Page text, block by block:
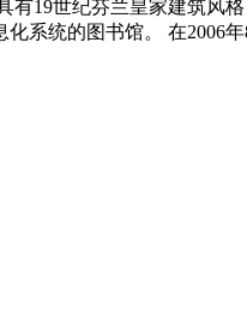
有19世纪芬兰皇家建筑风
系统的图书馆。 在2006